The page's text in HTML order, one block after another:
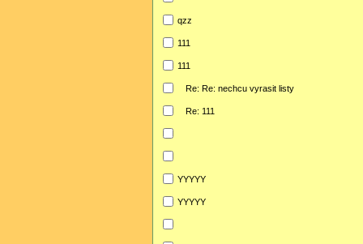
qzz
111
111
Re: Re: nechcu vyrasit listy
Re: 111
YYYYY
YYYYY